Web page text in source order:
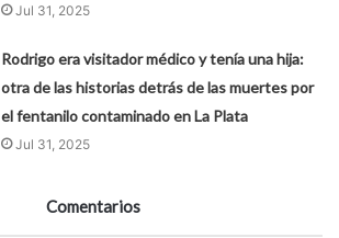
Jul 31, 2025
Rodrigo era visitador médico y tenía una hija:
otra de las historias detrás de las muertes por
el fentanilo contaminado en La Plata
Jul 31, 2025
Comentarios